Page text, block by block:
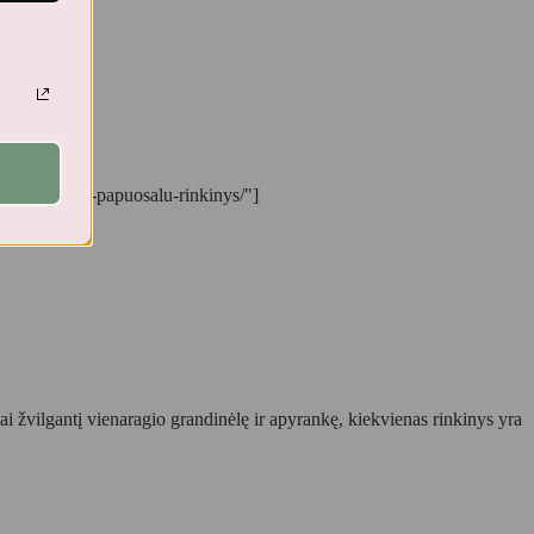
ir-papuosalu-rinkinys/"]
žvilgantį vienaragio grandinėlę ir apyrankę, kiekvienas rinkinys yra